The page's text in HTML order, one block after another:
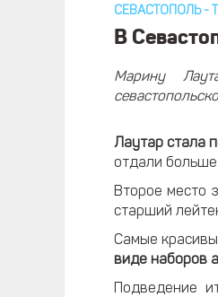
СЕВАСТОПОЛЬ-
В
Марину
Лаутар стала
отдали больше
Второе место
старший
Самые
виде наборов
Подведение